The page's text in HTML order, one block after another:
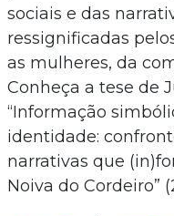
sociais e das
ressignificadas
as mulheres, da
Conheça a tese de
“Informação
identidade:
narrativas que
Noiva do Cordeiro”